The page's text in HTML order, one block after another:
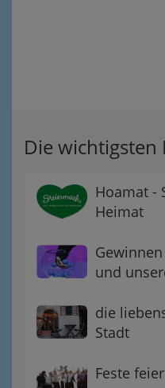
Die wichtigsten
Hoamat -
Heimat
und
die
Stadt
Feste